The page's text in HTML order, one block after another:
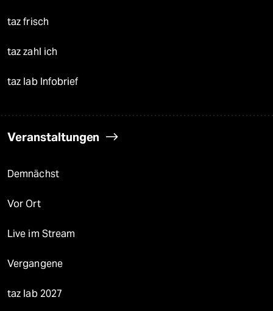
taz frisch
taz zahl ich
taz lab Infobrief
Veranstaltungen
Demnächst
Vor Ort
Live im Stream
Vergangene
taz lab 2027